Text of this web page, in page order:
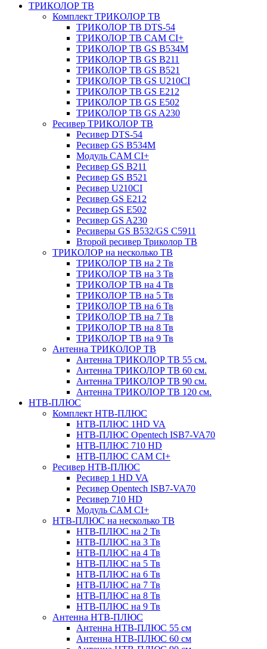
ТРИКОЛОР ТВ
Комплект ТРИКОЛОР ТВ
ТРИКОЛОР ТВ DTS-54
ТРИКОЛОР ТВ CAM CI+
ТРИКОЛОР ТВ GS B534M
ТРИКОЛОР ТВ GS B211
ТРИКОЛОР ТВ GS B521
ТРИКОЛОР ТВ GS U210CI
ТРИКОЛОР ТВ GS E212
ТРИКОЛОР ТВ GS E502
ТРИКОЛОР ТВ GS A230
Ресивер ТРИКОЛОР ТВ
Ресивер DTS-54
Ресивер GS B534M
Модуль CAM CI+
Ресивер GS B211
Ресивер GS B521
Ресивер U210CI
Ресивер GS E212
Ресивер GS E502
Ресивер GS A230
Ресиверы GS B532/GS C5911
Второй ресивер Триколор ТВ
ТРИКОЛОР на несколько ТВ
ТРИКОЛОР ТВ на 2 Тв
ТРИКОЛОР ТВ на 3 Тв
ТРИКОЛОР ТВ на 4 Тв
ТРИКОЛОР ТВ на 5 Тв
ТРИКОЛОР ТВ на 6 Тв
ТРИКОЛОР ТВ на 7 Тв
ТРИКОЛОР ТВ на 8 Тв
ТРИКОЛОР ТВ на 9 Тв
Антенна ТРИКОЛОР ТВ
Антенна ТРИКОЛОР ТВ 55 см.
Антенна ТРИКОЛОР ТВ 60 см.
Антенна ТРИКОЛОР ТВ 90 см.
Антенна ТРИКОЛОР ТВ 120 см.
НТВ-ПЛЮС
Комплект НТВ-ПЛЮС
НТВ-ПЛЮС 1HD VA
НТВ-ПЛЮС Opentech ISB7-VA70
НТВ-ПЛЮС 710 HD
НТВ-ПЛЮС CAM CI+
Ресивер НТВ-ПЛЮС
Ресивер 1 HD VA
Ресивер Opentech ISB7-VA70
Ресивер 710 HD
Модуль CAM CI+
НТВ-ПЛЮС на несколько ТВ
НТВ-ПЛЮС на 2 Тв
НТВ-ПЛЮС на 3 Тв
НТВ-ПЛЮС на 4 Тв
НТВ-ПЛЮС на 5 Тв
НТВ-ПЛЮС на 6 Тв
НТВ-ПЛЮС на 7 Тв
НТВ-ПЛЮС на 8 Тв
НТВ-ПЛЮС на 9 Тв
Антенна НТВ-ПЛЮС
Антенна НТВ-ПЛЮС 55 см
Антенна НТВ-ПЛЮС 60 см